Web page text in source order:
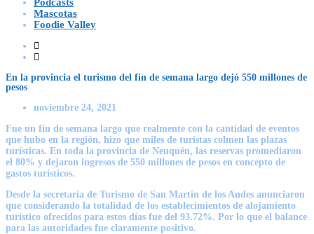
Mascotas
Foodie Valley
En la provincia el turismo del fin de semana largo dejó 550 millones de
pesos
noviembre 24, 2021
Fue un fin de semana largo que realmente con la cantidad de eventos
que hubo en la región, hizo que miles de turistas colmen las plazas
turísticas. En toda la provincia de Neuquén, las reservas promediaron
el 80% y dejaron ingresos de 550 millones de pesos en concepto de
gastos turísticos.
Desde la secretaría de Turismo de San Martín de los Andes anunciaron
que considerando la totalidad de los establecimientos de alojamiento
turístico ofrecidos para estos días fue del 93.72%. Por lo que el balance
para las autoridades fue claramente positivo.